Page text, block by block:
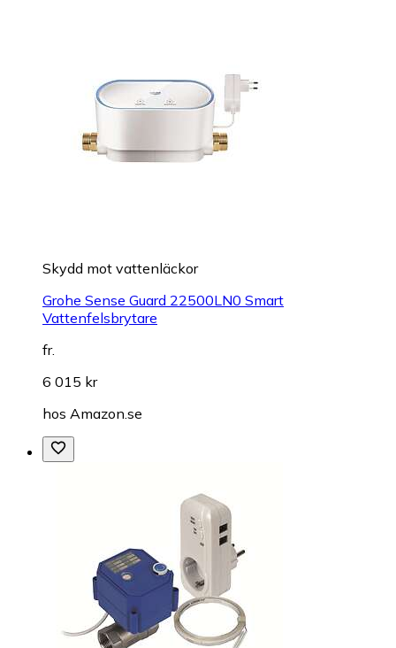
Skydd mot vattenläckor
Grohe Sense Guard 22500LN0 Smart
Vattenfelsbrytare
fr.
6 015 kr
hos Amazon.se